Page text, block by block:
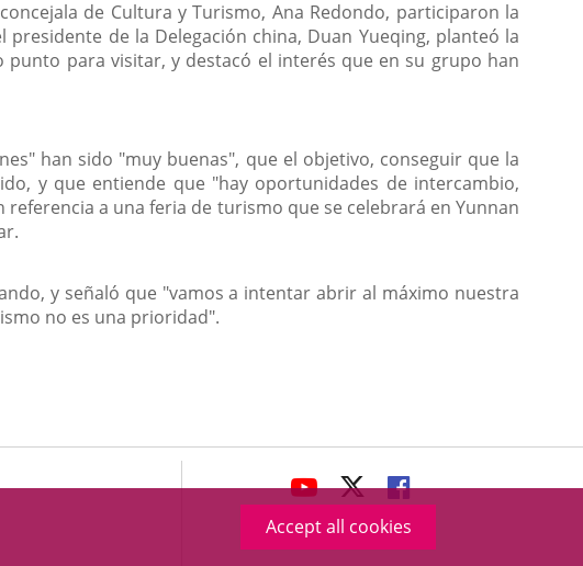
Accept all cookies
de Cultura y Turismo, Ana Redondo, participaron la
de la Delegación china, Duan Yueqing, planteó la
para visitar, y destacó el interés que en su grupo han
han sido "muy buenas", que el objetivo, conseguir que la
y que entiende que "hay oportunidades de intercambio,
a una feria de turismo que se celebrará en Yunnan
y señaló que "vamos a intentar abrir al máximo nuestra
no es una prioridad".
avaHeaderSocial
LINK
TO
EXTERNAL
LINK
TO
EXTERNAL
LINK
TO
EXTERNAL